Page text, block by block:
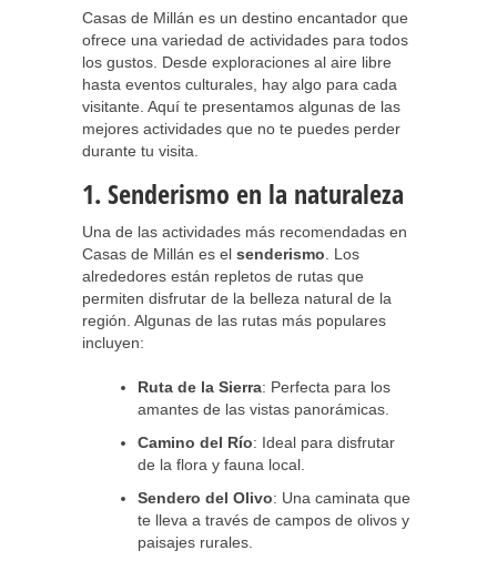
Casas de Millán es un destino encantador que
ofrece una variedad de actividades para todos
los gustos. Desde exploraciones al aire libre
hasta eventos culturales, hay algo para cada
visitante. Aquí te presentamos algunas de las
mejores actividades que no te puedes perder
durante tu visita.
1. Senderismo en la naturaleza
Una de las actividades más recomendadas en
Casas de Millán es el senderismo . Los
alrededores están repletos de rutas que
permiten disfrutar de la belleza natural de la
región. Algunas de las rutas más populares
incluyen:
Ruta de la Sierra: Perfecta para los
amantes de las vistas panorámicas.
Camino del Río: Ideal para disfrutar
de la flora y fauna local.
Sendero del Olivo: Una caminata que
te lleva a través de campos de olivos y
paisajes rurales.